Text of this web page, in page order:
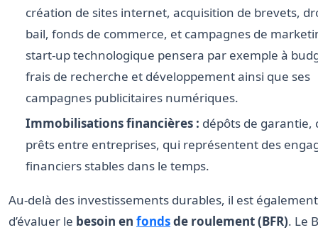
création de sites internet, acquisition de brevets,
bail, fonds de commerce, et campagnes de
start-up technologique pensera par exemple à
frais de recherche et développement ainsi que ses
campagnes publicitaires numériques.
Immobilisations financières : dépôts de garantie,
prêts entre entreprises, qui représentent des
financiers stables dans le temps.
Au-delà des investissements durables, il est
d’évaluer le besoin en fondsde roulement (BFR). Le